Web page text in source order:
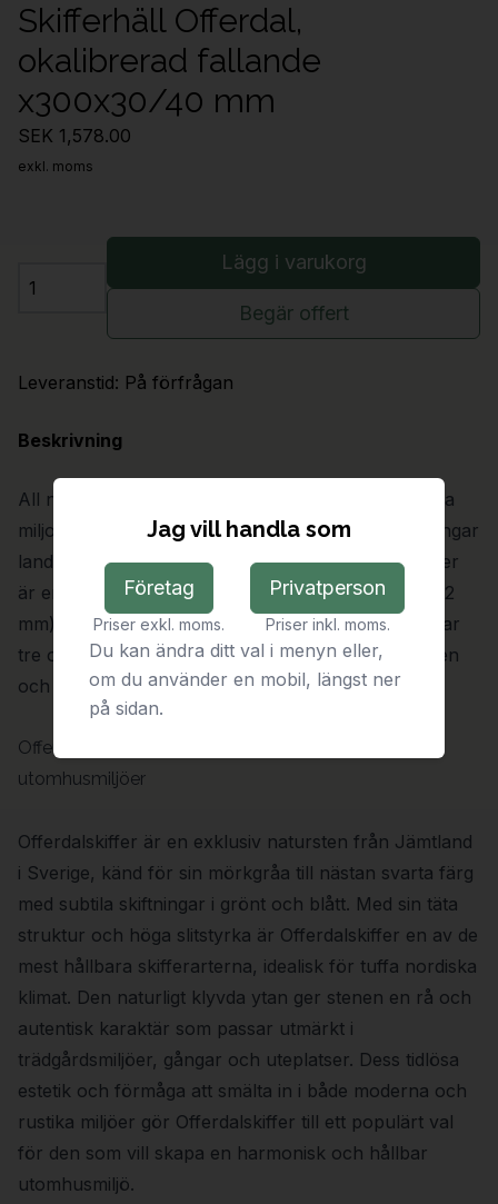
Skifferhäll Offerdal,
okalibrerad fallande
x300x30/40 mm
SEK 1,578.00
exkl. moms
Antal
Lägg i varukorg
Begär offert
Leveranstid: På förfrågan
Beskrivning
All natursten, likt skiffer, skapas under flera hundra
miljoner år genom att jordplattor rör på sig och tvingar
landmassa från havets botten att stiga uppåt. Skiffer
är en fin- till medelkornig bergart (korn mindre än 2
mm) som för hand klyvs till plattor. Utemiljöer.se har
tre olika sorter i standardsortimentet: Castillo, Ouren
och Offerdal.
Offerdalskiffer – Hållbar elegans för nordiska
utomhusmiljöer
Offerdalskiffer är en exklusiv natursten från Jämtland
i Sverige, känd för sin mörkgråa till nästan svarta färg
med subtila skiftningar i grönt och blått. Med sin täta
struktur och höga slitstyrka är Offerdalskiffer en av de
mest hållbara skifferarterna, idealisk för tuffa nordiska
klimat. Den naturligt klyvda ytan ger stenen en rå och
autentisk karaktär som passar utmärkt i
trädgårdsmiljöer, gångar och uteplatser. Dess tidlösa
estetik och förmåga att smälta in i både moderna och
rustika miljöer gör Offerdalskiffer till ett populärt val
för den som vill skapa en harmonisk och hållbar
utomhusmiljö.
Jag vill handla som
Företag
Priser exkl. moms.
Privatperson
Priser inkl. moms.
Du kan ändra ditt val i menyn eller,
om du använder en mobil, längst ner
på sidan.